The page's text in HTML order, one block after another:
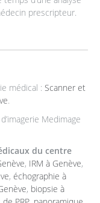
prescripteur.
médical : Scanner et
.
Medimage
du centre
, IRM à Genève,
, échographie à
, biopsie à